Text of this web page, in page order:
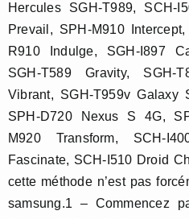
Hercules SGH-T989, SCH-
Prevail, SPH-M910
R910 Indulge, SGH-I897
SGH-T589 Gravity, SGH-
Vibrant, SGH-T959v Galaxy
SPH-D720 Nexus S 4G,
M920 Transform, SCH-
Fascinate, SCH-I510 Droid
cette méthode n’est pas
samsung.1 – Commencez